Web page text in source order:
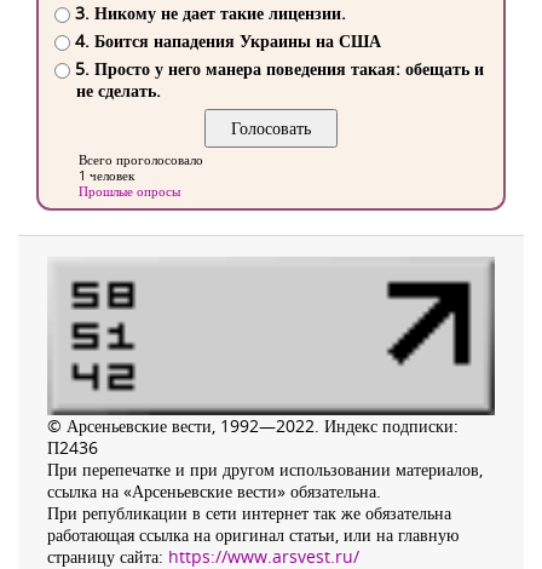
3. Никому не дает такие лицензии.
4. Боится нападения Украины на США
5. Просто у него манера поведения такая: обещать и
не сделать.
Всего проголосовало
1 человек
Прошлые опросы
© Арсеньевские вести, 1992—2022. Индекс подписки:
П2436
При перепечатке и при другом использовании материалов,
ссылка на «Арсеньевские вести» обязательна.
При републикации в сети интернет так же обязательна
работающая ссылка на оригинал статьи, или на главную
страницу сайта: https://www.arsvest.ru/